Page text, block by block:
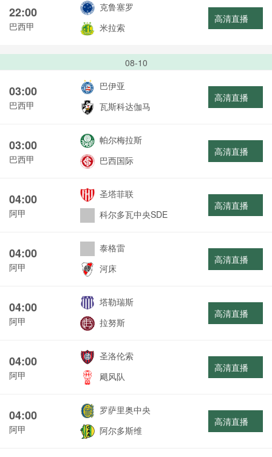
22:00
巴西甲
克鲁塞罗
米拉索
高清直播
08-10
03:00
巴西甲
巴伊亚
瓦斯科达伽马
高清直播
03:00
巴西甲
帕尔梅拉斯
巴西国际
高清直播
04:00
阿甲
圣塔菲联
科尔多瓦中央SDE
高清直播
04:00
阿甲
泰格雷
河床
高清直播
04:00
阿甲
塔勒瑞斯
拉努斯
高清直播
04:00
阿甲
圣洛伦索
飓风队
高清直播
04:00
阿甲
罗萨里奥中央
阿尔多斯维
高清直播